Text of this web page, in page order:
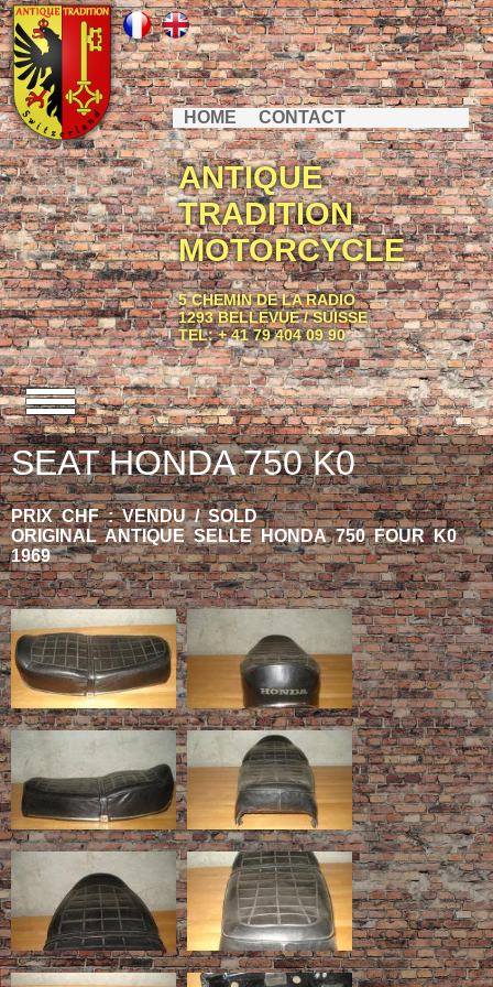
HOME CONTACT
ANTIQUE
TRADITION
MOTORCYCLE
5 CHEMIN DE LA RADIO
1293 BELLEVUE / SUISSE
TEL: + 41 79 404 09 90
SEAT HONDA 750 K0
PRIX CHF : VENDU / SOLD
ORIGINAL ANTIQUE SELLE HONDA 750 FOUR K0
1969